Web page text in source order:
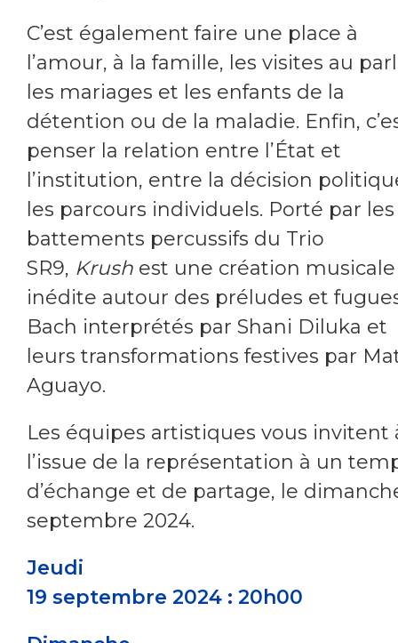
C’est également faire une place à
l’amour, à la famille, les visites au
les mariages et les enfants de la
détention ou de la maladie. Enfin,
penser la relation entre l’État et
l’institution, entre la décision
les parcours individuels. Porté par les
battements percussifs du Trio
SR9, Krush est une création musicale
inédite autour des préludes et
Bach interprétés par Shani Diluka et
leurs transformations festives par
Aguayo.
Les équipes artistiques vous invitent
l’issue de la représentation à un
d’échange et de partage, le
septembre 2024.
Jeudi
19 septembre 2024 : 20h00